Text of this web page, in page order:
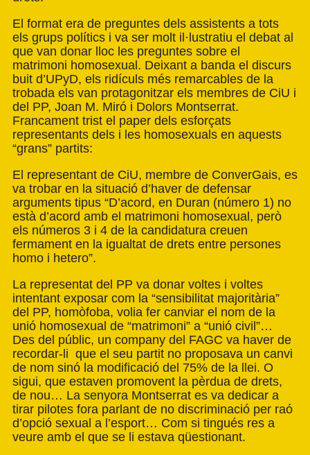
El format era de preguntes dels assistents a tots
els grups polítics i va ser molt il·lustratiu el debat al
que van donar lloc les preguntes sobre el
matrimoni homosexual. Deixant a banda el discurs
buit d’UPyD, els ridículs més remarcables de la
trobada els van protagonitzar els membres de CiU i
del PP, Joan M. Miró i Dolors Montserrat.
Francament trist el paper dels esforçats
representants dels i les homosexuals en aquests
“grans” partits:
El representant de CiU, membre de ConverGais, es
va trobar en la situació d’haver de defensar
arguments tipus “D’acord, en Duran (número 1) no
està d’acord amb el matrimoni homosexual, però
els números 3 i 4 de la candidatura creuen
fermament en la igualtat de drets entre persones
homo i hetero”.
La representat del PP va donar voltes i voltes
intentant exposar com la “sensibilitat majoritària”
del PP, homòfoba, volia fer canviar el nom de la
unió homosexual de “matrimoni” a “unió civil”…
Des del públic, un company del FAGC va haver de
recordar-li que el seu partit no proposava un canvi
de nom sinó la modificació del 75% de la llei. O
sigui, que estaven promovent la pèrdua de drets,
de nou… La senyora Montserrat es va dedicar a
tirar pilotes fora parlant de no discriminació per raó
d’opció sexual a l’esport… Com si tingués res a
veure amb el que se li estava qüestionant.